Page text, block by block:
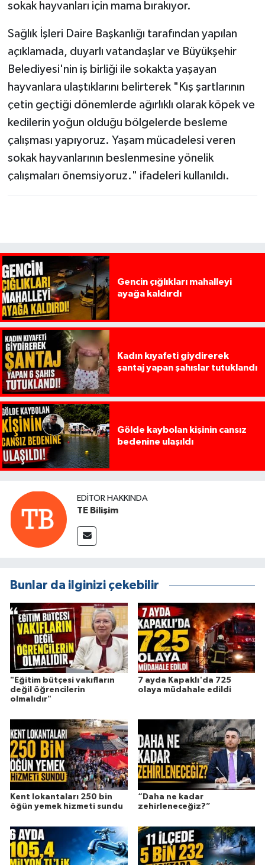
sokak hayvanları için mama bırakıyor.
Sağlık İşleri Daire Başkanlığı tarafından yapılan
açıklamada, duyarlı vatandaşlar ve Büyükşehir
Belediyesi'nin iş birliği ile sokakta yaşayan
hayvanlara ulaştıklarını belirterek "Kış şartlarının
çetin geçtiği dönemlerde ağırlıklı olarak köpek ve
kedilerin yoğun olduğu bölgelerde besleme
çalışması yapıyoruz. Yaşam mücadelesi veren
sokak hayvanlarının beslenmesine yönelik
çalışmaları önemsiyoruz." ifadeleri kullanıldı.
Gencin çığlıkları mahalleyi
ayağa kaldırdı
Kadın kıyafeti giydirerek
şantaj yapan şahıslar tutuklandı
Gölde kaybolan kişinin cansız
bedenine ulaşıldı
EDITÖR HAKKINDA
TE Bilişim
Bunlar da ilginizi çekebilir
"Eğitim bütçesi vakıfların
değil öğrencilerin
olmalıdır"
7 ayda Kapaklı'da 725
olaya müdahale edildi
Kent lokantaları 250 bin
öğün yemek hizmeti sundu
“Daha ne kadar
zehirleneceğiz?”